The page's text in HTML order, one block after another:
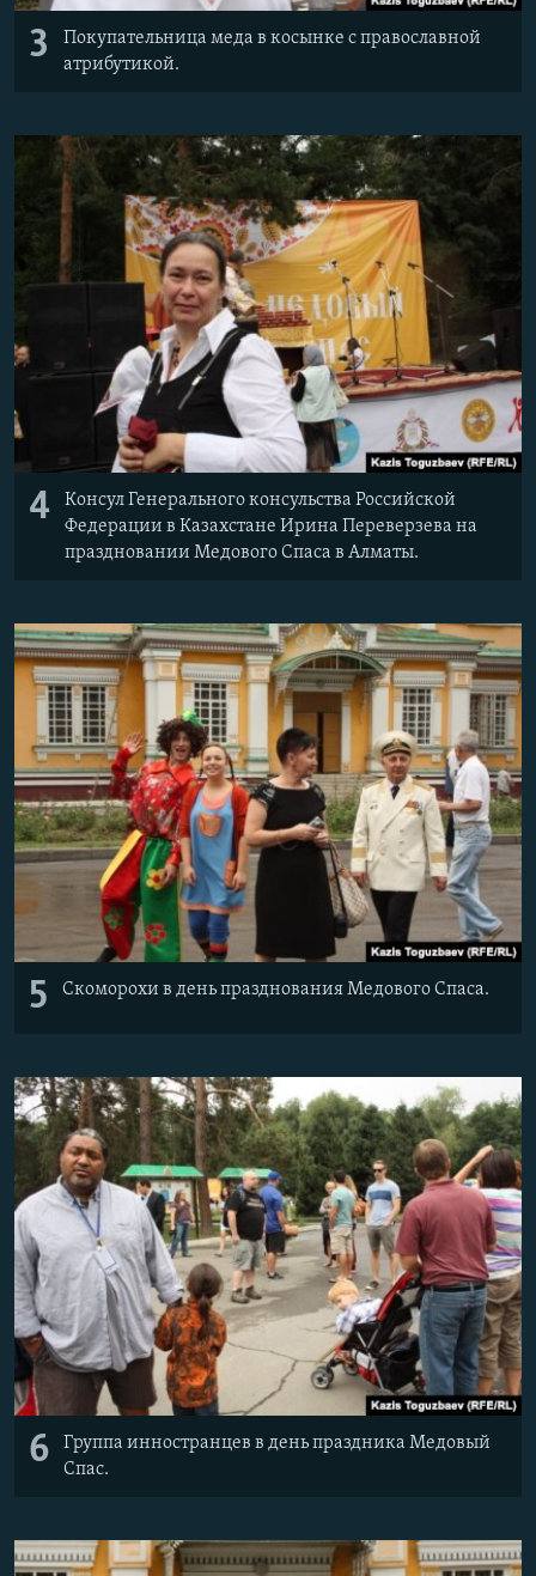
3
Покупательница меда в косынке с православной
атрибутикой.
4
Консул Генерального консульства Российской
Федерации в Казахстане Ирина Переверзева на
праздновании Медового Спаса в Алматы.
5 Скоморохи в день празднования Медового Спаса.
6
Группа инностранцев в день праздника Медовый
Спас.